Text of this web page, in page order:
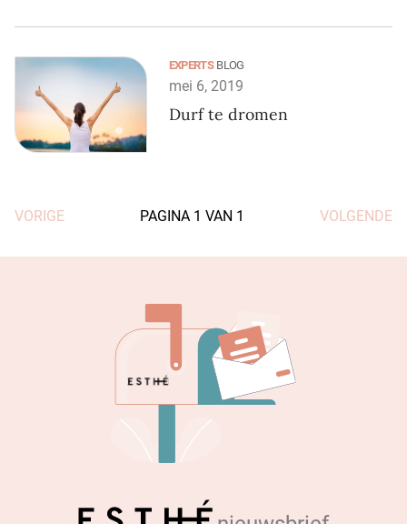
EXPERTS BLOG
mei 6, 2019
Durf te dromen
VORIGE PAGINA 1 VAN 1 VOLGENDE